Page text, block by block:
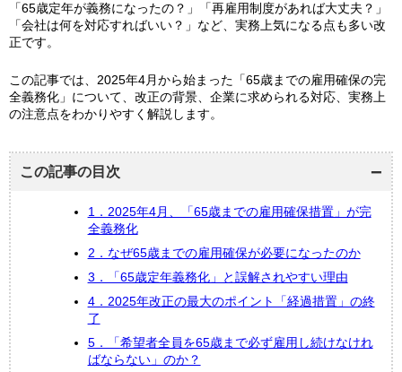
「65歳定年が義務になったの？」「再雇用制度があれば大丈夫？」
「会社は何を対応すればいい？」など、実務上気になる点も多い改
正です。
この記事では、2025年4月から始まった「65歳までの雇用確保の完
全義務化」について、改正の背景、企業に求められる対応、実務上
の注意点をわかりやすく解説します。
この記事の目次
1．2025年4月、「65歳までの雇用確保措置」が完
全義務化
2．なぜ65歳までの雇用確保が必要になったのか
3．「65歳定年義務化」と誤解されやすい理由
4．2025年改正の最大のポイント「経過措置」の終
了
5．「希望者全員を65歳まで必ず雇用し続けなけれ
ばならない」のか？